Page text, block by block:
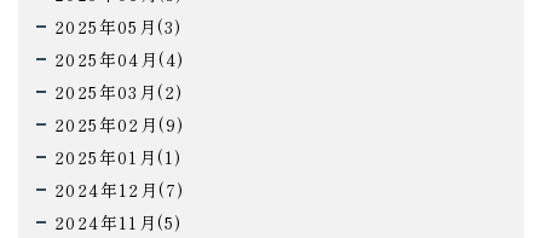
2025年05月(3)
2025年04月(4)
2025年03月(2)
2025年02月(9)
2025年01月(1)
2024年12月(7)
2024年11月(5)